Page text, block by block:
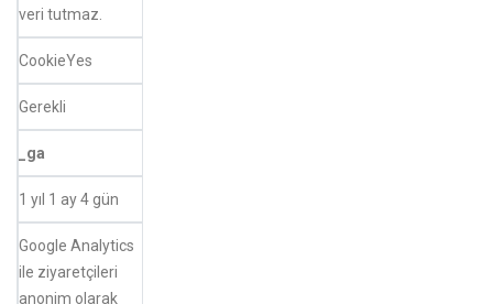
veri tutmaz.
CookieYes
Gerekli
_ga
1 yıl 1 ay 4 gün
Google Analytics
ile ziyaretçileri
anonim olarak